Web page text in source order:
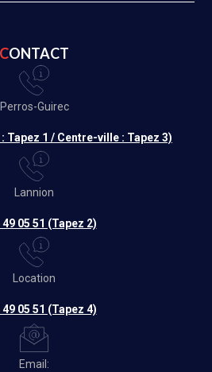
CONTACT
Perros-Guirec
Tapez 1 / Centre-ville : Tapez 3)
Lannion
49 05 51 (Tapez 2)
Location
49 05 51 (Tapez 4)
Email: